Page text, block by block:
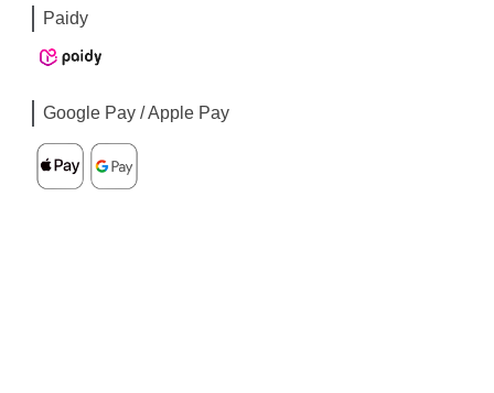
Paidy
Google Pay / Apple Pay